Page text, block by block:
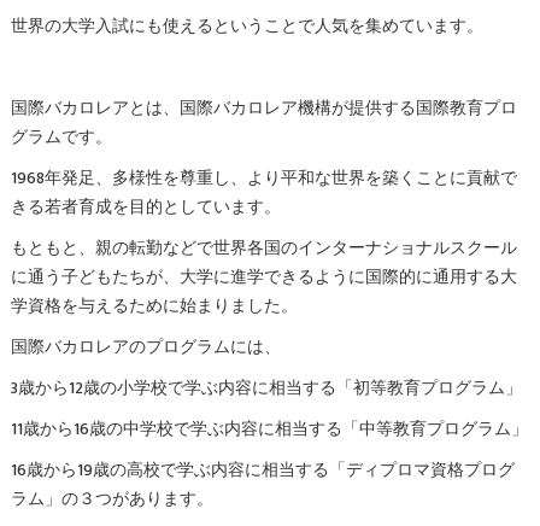
世界の大学入試にも使えるということで人気を集めています。
国際バカロレアとは、国際バカロレア機構が提供する国際教育プロ
グラムです。
1968年発足、多様性を尊重し、より平和な世界を築くことに貢献で
きる若者育成を目的としています。
もともと、親の転勤などで世界各国のインターナショナルスクール
に通う子どもたちが、大学に進学できるように国際的に通用する大
学資格を与えるために始まりました。
国際バカロレアのプログラムには、
3歳から12歳の小学校で学ぶ内容に相当する「初等教育プログラム」
11歳から16歳の中学校で学ぶ内容に相当する「中等教育プログラム」
16歳から19歳の高校で学ぶ内容に相当する「ディプロマ資格プログ
ラム」の３つがあります。